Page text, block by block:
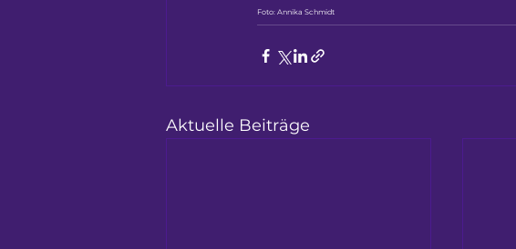
Foto: Annika Schmidt
Aktuelle Beiträge